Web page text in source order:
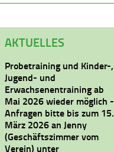
AKTUELLES
Probetraining und Kinder-,
Jugend- und
Erwachsenentraining ab
Mai 2026 wieder möglich -
Anfragen bitte bis zum 15.
März 2026 an Jenny
(Geschäftszimmer vom
Verein) unter